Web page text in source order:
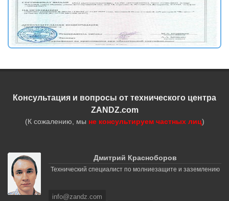
Консультация и вопросы от технического центра
ZANDZ.com
(К сожалению, мы не консультируем частных лиц)
Дмитрий Красноборов
Технический специалист по молниезащите и заземлению
info@zandz.com